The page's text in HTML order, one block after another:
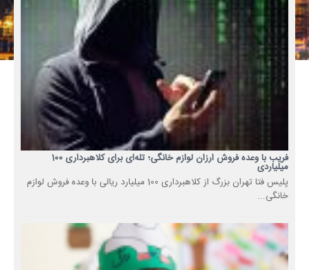
فریب با وعده فروش ارزان لوازم خانگی؛ تله‌ای برای کلاهبرداری 100
میلیاردی
پلیس فتا تهران بزرگ از کلاهبرداری 100 میلیارد ریالی با وعده فروش لوازم
خانگی...